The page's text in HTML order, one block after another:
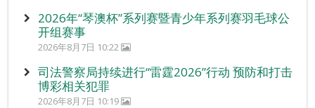
2026年“琴澳杯”系列赛暨青少年系列赛羽毛球公
开组赛事
2026年8月7日 10:22
司法警察局持续进行“雷霆2026”行动 预防和打击
博彩相关犯罪
2026年8月7日 10:19